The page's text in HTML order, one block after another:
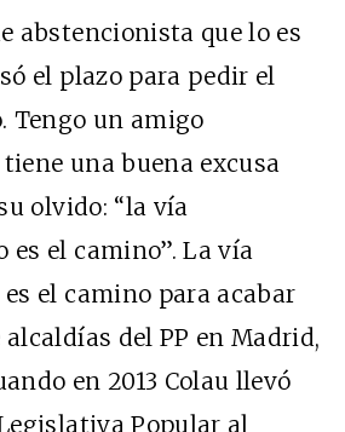
abstencionista que lo es
el plazo para pedir el
Tengo un amigo
una buena excusa
olvido: “la vía
es el camino”. La vía
el camino para acabar
alcaldías del PP en Madrid,
en 2013 Colau llevó
Popular al